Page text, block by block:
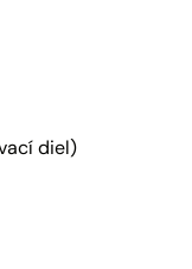
diel)